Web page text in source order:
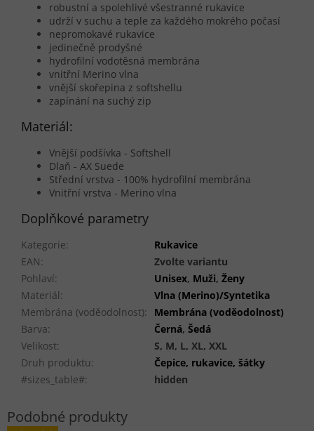
robustní a spolehlivé všestranné rukavice
udrží v suchu a teple za každého mokrého počasí
nepromokavé rukavice
jedinečně prodyšné
hydrofilní vodotěsná membrána
vnitřní Merino vlna
vnější skořepina z softshellu
zapínání na suchý zip
Materiál:
Vnější podšívka - Softshell
Dlaň - AX Suede
Střední vrstva - 100% hydrofilní membrána
Vnitřní vrstva - Merino vlna
Doplňkové parametry
Kategorie:
Rukavice
EAN:
Zvolte variantu
Pohlaví: Unisex, Muži, Ženy
Materiál:
Vlna (Merino)/Syntetika
Membrána (voděodolnost):
Membrána (voděodolnost)
Barva: Černá, Šedá
Velikost:
S, M, L, XL, XXL
Druh produktu:
Čepice, rukavice, šátky
#sizes_table#: hidden